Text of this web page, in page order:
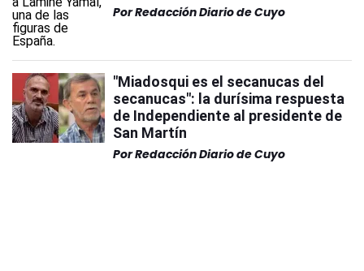
PorRedacción Diario de Cuyo
"Miadosqui es el secanucas del
secanucas": la durísima respuesta
de Independiente al presidente de
San Martín
PorRedacción Diario de Cuyo